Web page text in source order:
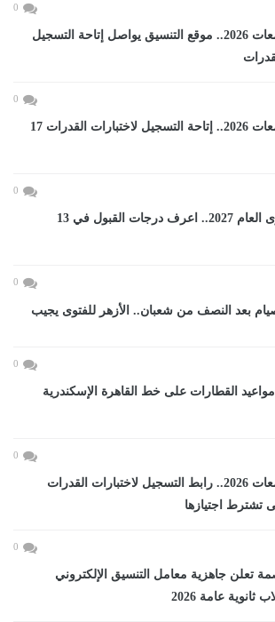
0
تنسيق الجامعات 2026.. موقع التنسيق يواصل إتاحة التسجيل
0
تنسيق الجامعات 2026.. إتاحة التسجيل لاختبارات القدرات 17
0
تنسيق الثانوى العام 2027.. اعرف درجات القبول في 13
0
بعد النصف من شعبان.. الأزهر للفتوى يجيب
0
القطارات على خط القاهرة الإسكندرية
0
تنسيق الجامعات 2026.. رابط التسجيل لاختبارات القدرات
تشترط اجتيازها
0
تعلن جاهزية معامل التنسيق الإلكتروني
عامة 2026